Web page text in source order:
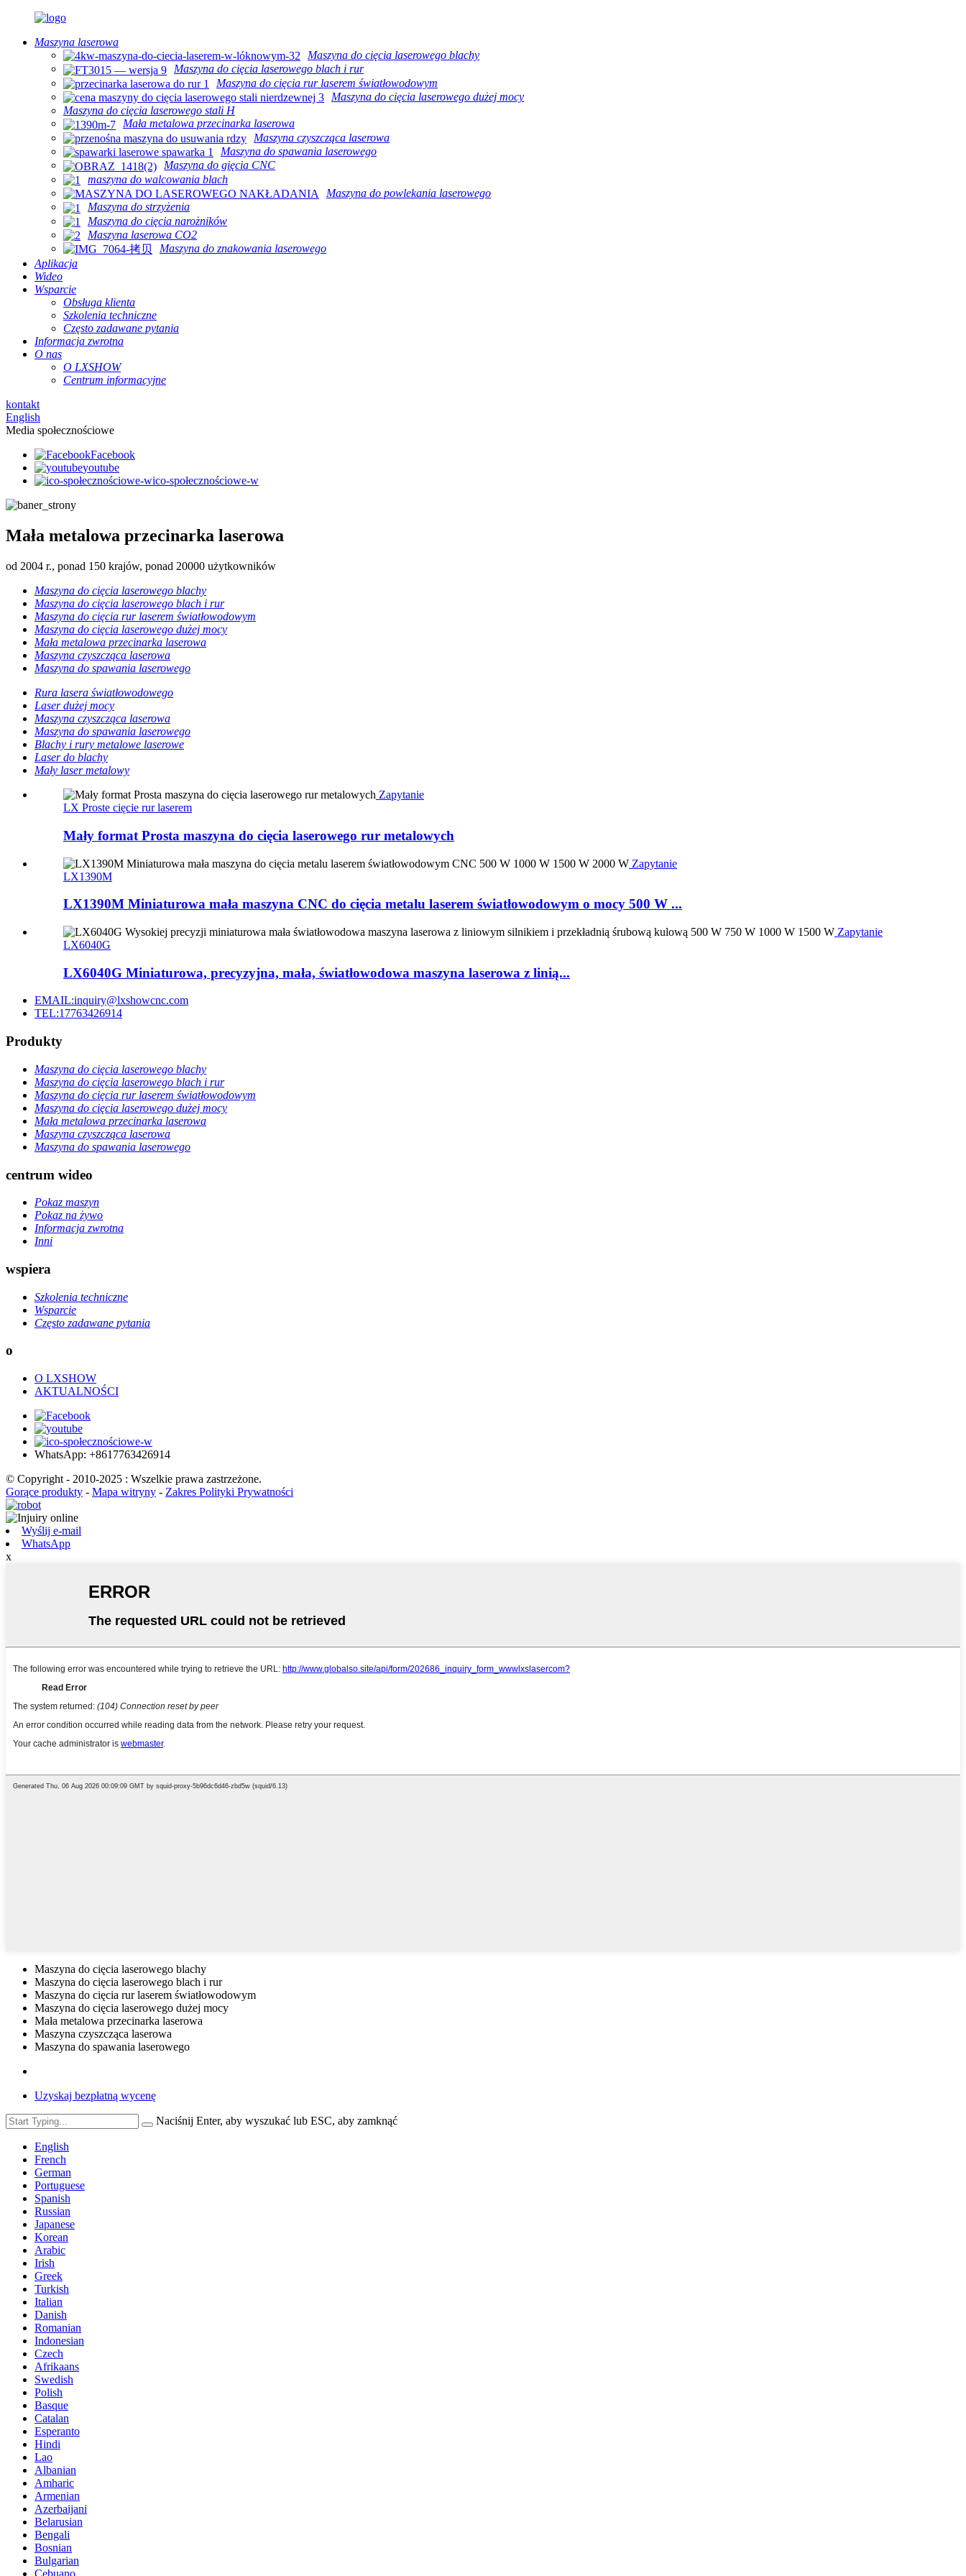
Maszyna laserowa
Maszyna do cięcia laserowego blachy
Maszyna do cięcia laserowego blach i rur
Maszyna do cięcia rur laserem światłowodowym
Maszyna do cięcia laserowego dużej mocy
Maszyna do cięcia laserowego stali H
Mała metalowa przecinarka laserowa
Maszyna czyszcząca laserowa
Maszyna do spawania laserowego
Maszyna do gięcia CNC
maszyna do walcowania blach
Maszyna do powlekania laserowego
Maszyna do strzyżenia
Maszyna do cięcia narożników
Maszyna laserowa CO2
Maszyna do znakowania laserowego
Aplikacja
Wideo
Wsparcie
Obsługa klienta
Szkolenia techniczne
Często zadawane pytania
Informacja zwrotna
O nas
O LXSHOW
Centrum informacyjne
kontakt
English
Media społecznościowe
Facebook
youtube
ico-społecznościowe-w
Mała metalowa przecinarka laserowa
od 2004 r., ponad 150 krajów, ponad 20000 użytkowników
Maszyna do cięcia laserowego blachy
Maszyna do cięcia laserowego blach i rur
Maszyna do cięcia rur laserem światłowodowym
Maszyna do cięcia laserowego dużej mocy
Mała metalowa przecinarka laserowa
Maszyna czyszcząca laserowa
Maszyna do spawania laserowego
Rura lasera światłowodowego
Laser dużej mocy
Maszyna czyszcząca laserowa
Maszyna do spawania laserowego
Blachy i rury metalowe laserowe
Laser do blachy
Mały laser metalowy
Zapytanie
LX Proste cięcie rur laserem
Mały format Prosta maszyna do cięcia laserowego rur metalowych
Zapytanie
LX1390M
LX1390M Miniaturowa mała maszyna CNC do cięcia metalu laserem światłowodowym o mocy 500 W ...
Zapytanie
LX6040G
LX6040G Miniaturowa, precyzyjna, mała, światłowodowa maszyna laserowa z linią...
EMAIL:inquiry@lxshowcnc.com
TEL:17763426914
Produkty
Maszyna do cięcia laserowego blachy
Maszyna do cięcia laserowego blach i rur
Maszyna do cięcia rur laserem światłowodowym
Maszyna do cięcia laserowego dużej mocy
Mała metalowa przecinarka laserowa
Maszyna czyszcząca laserowa
Maszyna do spawania laserowego
centrum wideo
Pokaz maszyn
Pokaz na żywo
Informacja zwrotna
Inni
wspiera
Szkolenia techniczne
Wsparcie
Często zadawane pytania
o
O LXSHOW
AKTUALNOŚCI
WhatsApp: +8617763426914
© Copyright - 2010-2025 : Wszelkie prawa zastrzeżone.
Gorące produkty - Mapa witryny - Zakres Polityki Prywatności
Wyślij e-mail
WhatsApp
x
Maszyna do cięcia laserowego blachy
Maszyna do cięcia laserowego blach i rur
Maszyna do cięcia rur laserem światłowodowym
Maszyna do cięcia laserowego dużej mocy
Mała metalowa przecinarka laserowa
Maszyna czyszcząca laserowa
Maszyna do spawania laserowego
Uzyskaj bezpłatną wycenę
Naciśnij Enter, aby wyszukać lub ESC, aby zamknąć
English
French
German
Portuguese
Spanish
Russian
Japanese
Korean
Arabic
Irish
Greek
Turkish
Italian
Danish
Romanian
Indonesian
Czech
Afrikaans
Swedish
Polish
Basque
Catalan
Esperanto
Hindi
Lao
Albanian
Amharic
Armenian
Azerbaijani
Belarusian
Bengali
Bosnian
Bulgarian